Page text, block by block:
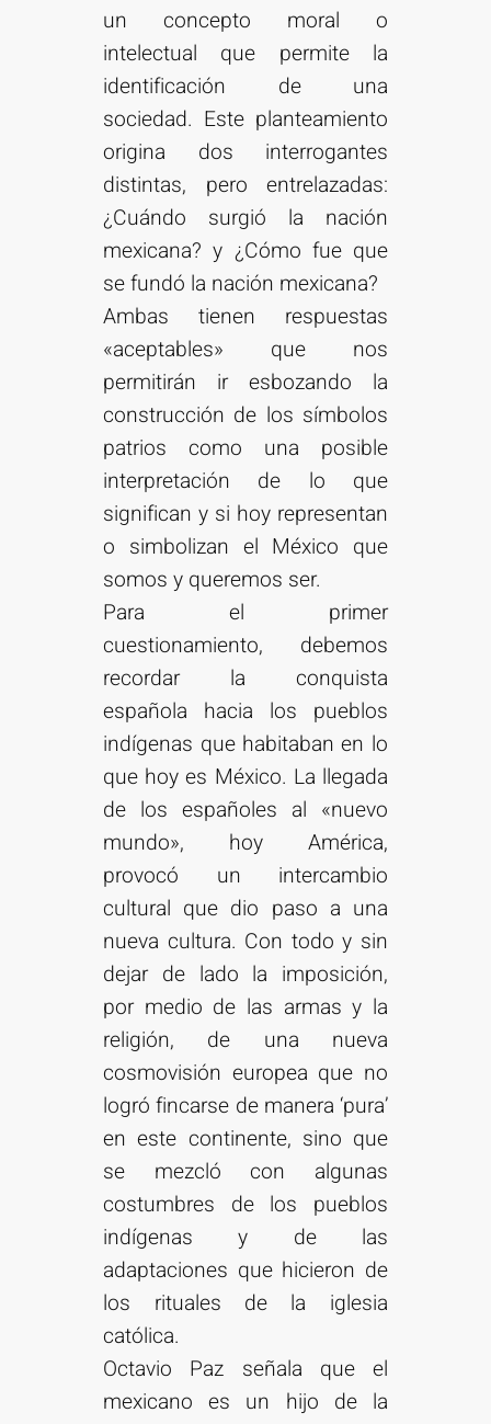
un concepto moral o
intelectual que permite la
identificación de una
sociedad. Este planteamiento
origina dos interrogantes
distintas, pero entrelazadas:
¿Cuándo surgió la nación
mexicana? y ¿Cómo fue que
se fundó la nación mexicana?
Ambas tienen respuestas
«aceptables» que nos
permitirán ir esbozando la
construcción de los símbolos
patrios como una posible
interpretación de lo que
significan y si hoy representan
o simbolizan el México que
somos y queremos ser.
Para el primer
cuestionamiento, debemos
recordar la conquista
española hacia los pueblos
indígenas que habitaban en lo
que hoy es México. La llegada
de los españoles al «nuevo
mundo», hoy América,
provocó un intercambio
cultural que dio paso a una
nueva cultura. Con todo y sin
dejar de lado la imposición,
por medio de las armas y la
religión, de una nueva
cosmovisión europea que no
logró fincarse de manera ‘pura’
en este continente, sino que
se mezcló con algunas
costumbres de los pueblos
indígenas y de las
adaptaciones que hicieron de
los rituales de la iglesia
católica.
Octavio Paz señala que el
mexicano es un hijo de la